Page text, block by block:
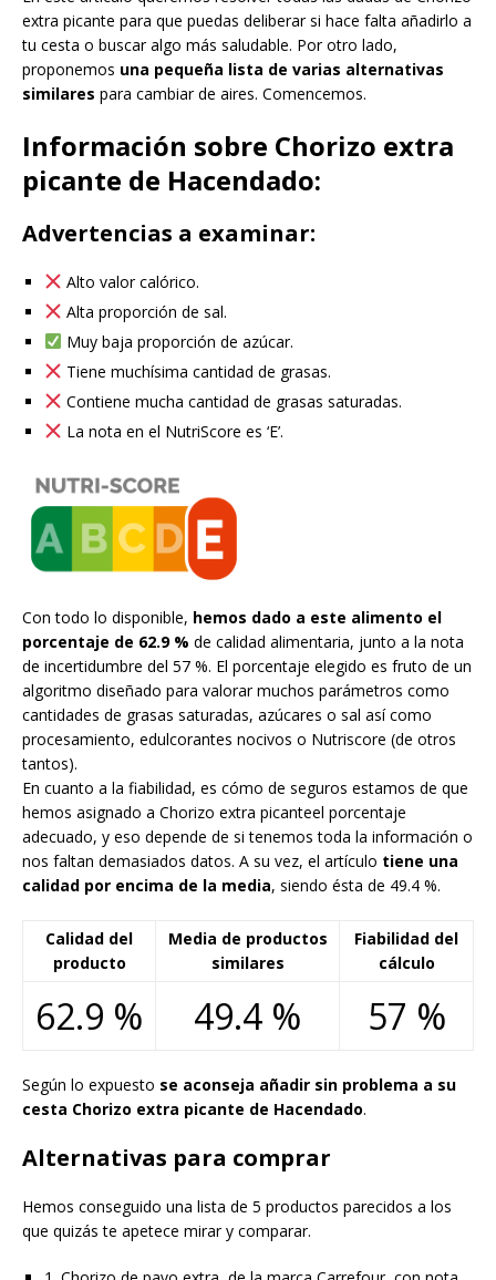
extra picante para que puedas deliberar si hace falta añadirlo a
tu cesta o buscar algo más saludable. Por otro lado,
proponemos una pequeña lista de varias alternativas
similares para cambiar de aires. Comencemos.
Información sobre Chorizo extra
picante de Hacendado:
Advertencias a examinar:
Alto valor calórico.
Alta proporción de sal.
Muy baja proporción de azúcar.
Tiene muchísima cantidad de grasas.
Contiene mucha cantidad de grasas saturadas.
La nota en el NutriScore es ‘E’.
Con todo lo disponible, hemos dado a este alimento el
porcentaje de 62.9 % de calidad alimentaria, junto a la nota
de incertidumbre del 57 %. El porcentaje elegido es fruto de un
algoritmo diseñado para valorar muchos parámetros como
cantidades de grasas saturadas, azúcares o sal así como
procesamiento, edulcorantes nocivos o Nutriscore (de otros
tantos).
En cuanto a la fiabilidad, es cómo de seguros estamos de que
hemos asignado a Chorizo extra picanteel porcentaje
adecuado, y eso depende de si tenemos toda la información o
nos faltan demasiados datos. A su vez, el artículo tiene una
calidad por encima de la media, siendo ésta de 49.4 %.
Calidad del
producto
Media de productos
similares
Fiabilidad del
cálculo
62.9 % 49.4 % 57 %
Según lo expuesto se aconseja añadir sin problema a su
cesta Chorizo extra picante de Hacendado.
Alternativas para comprar
Hemos conseguido una lista de 5 productos parecidos a los
que quizás te apetece mirar y comparar.